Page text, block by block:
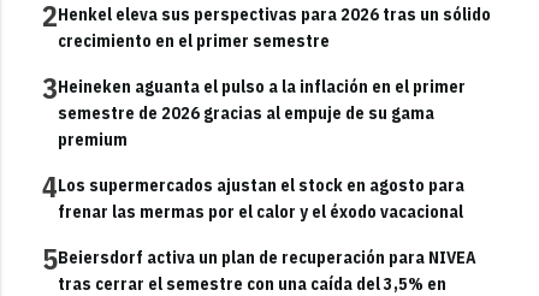
2Henkel eleva sus perspectivas para 2026 tras un sólido
crecimiento en el primer semestre
3Heineken aguanta el pulso a la inflación en el primer
semestre de 2026 gracias al empuje de su gama
premium
4Los supermercados ajustan el stock en agosto para
frenar las mermas por el calor y el éxodo vacacional
5Beiersdorf activa un plan de recuperación para NIVEA
tras cerrar el semestre con una caída del 3,5% en